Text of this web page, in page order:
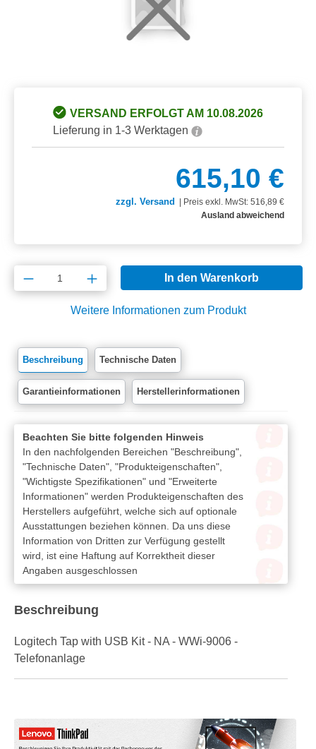
VERSAND ERFOLGT AM 10.08.2026
Lieferung in 1-3 Werktagen
615,10 €
zzgl. Versand
Preis exkl. MwSt: 516,89 €
Ausland abweichend
Produkt Anzahl: Gib den gewünschten
In den Warenkorb
Weitere Informationen zum Produkt
Beschreibung Technische Daten
Garantieinformationen Herstellerinformationen
Beachten Sie bitte folgenden Hinweis
In den nachfolgenden Bereichen "Beschreibung",
"Technische Daten", "Produkteigenschaften",
"Wichtigste Spezifikationen" und "Erweiterte
Informationen" werden Produkteigenschaften des
Herstellers aufgeführt, welche sich auf optionale
Ausstattungen beziehen können. Da uns diese
Information von Dritten zur Verfügung gestellt
wird, ist eine Haftung auf Korrektheit dieser
Angaben ausgeschlossen
Beschreibung
Logitech Tap with USB Kit - NA - WWi-9006 -
Telefonanlage